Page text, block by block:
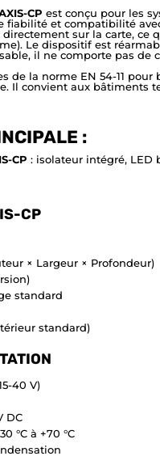
CP est conçu pour les
fiabilité et compatibilité
sur la carte, ce
Le dispositif est
il ne comporte pas
de la norme EN 54-11
Il convient aux bâtiments
:
CP : isolateur intégré, LED
CP
× Largeur × Profondeur)
standard
standard)
40 V)
DC
°C à +70 °C